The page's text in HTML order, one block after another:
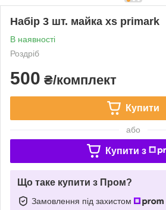
Набір 3 шт. майка xs primark
В наявності
Роздріб
500 ₴/комплект
Купити
або
Купити з
Що таке купити з Пром?
Замовлення під захистом